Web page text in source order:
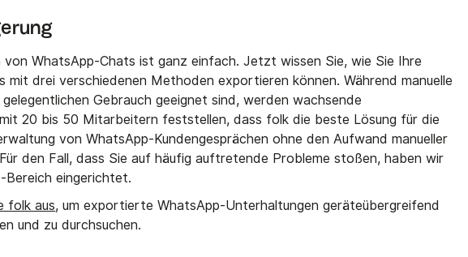
von WhatsApp-Chats ist ganz einfach. Jetzt wissen Sie, wie Sie Ihre
mit drei verschiedenen Methoden exportieren können. Während manuelle
Gebrauch geeignet sind, werden wachsende
20 bis 50 Mitarbeitern feststellen, dass folk die beste Lösung für die
von WhatsApp-Kundengesprächen ohne den Aufwand manueller
den Fall, dass Sie auf häufig auftretende Probleme stoßen, haben wir
Bereich eingerichtet.
folk aus, um exportierte WhatsApp-Unterhaltungen geräteübergreifend
und zu durchsuchen.